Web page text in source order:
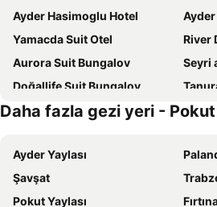
Ayder Hasimoglu Hotel
Yamacda Suit Otel
River
Aurora Suit Bungalov
Seyri
Doğallife Suit Bungalov
Tabiat Bungalows
Ayder
Sumda Konaklar
NAVI
Elikti Otel
Lazivilla Suit Dağ Evi
Daha fazla gezi yeri - Pokut
Ayder Yaylası
Şavşat
Pokut Yaylası